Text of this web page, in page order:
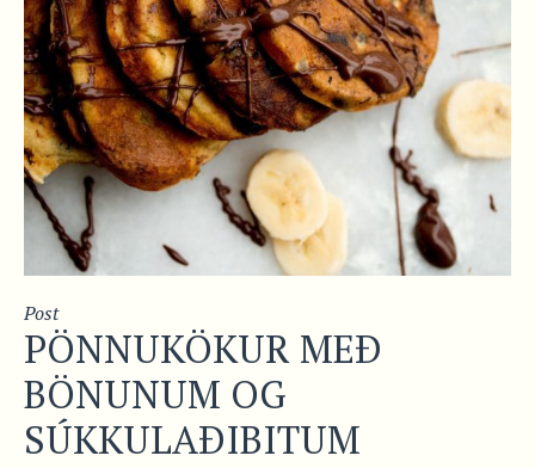
Post
PÖNNUKÖKUR MEÐ
BÖNUNUM OG
SÚKKULAÐIBITUM